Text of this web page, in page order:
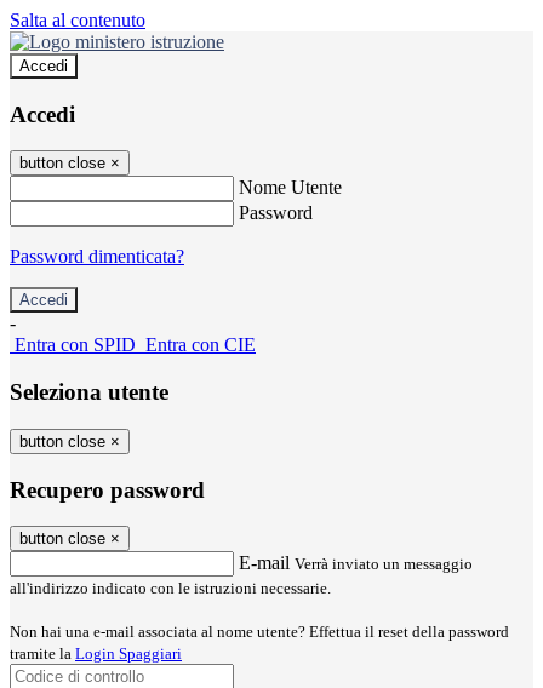
Salta al contenuto
Accedi
Accedi
button close ×
Nome Utente
Password
Password dimenticata?
-
Entra con SPID Entra con CIE
Seleziona utente
button close ×
Recupero password
button close ×
E-mail Verrà inviato un messaggio
all'indirizzo indicato con le istruzioni necessarie.
Non hai una e-mail associata al nome utente? Effettua il reset della password
tramite la Login Spaggiari